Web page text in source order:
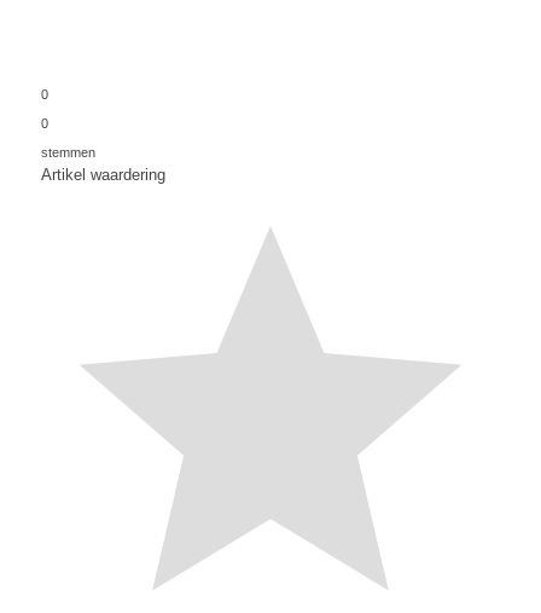
0
0
stemmen
Artikel waardering